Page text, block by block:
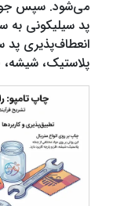
می‌شود. سپس
پد سیلیکونی به
انعطاف‌پذیری پد
پلاستیک، شیشه،